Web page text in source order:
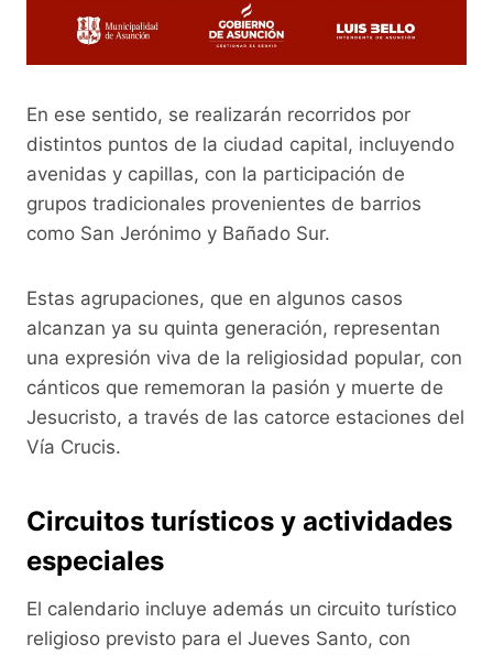
En ese sentido, se realizarán recorridos por
distintos puntos de la ciudad capital, incluyendo
avenidas y capillas, con la participación de
grupos tradicionales provenientes de barrios
como San Jerónimo y Bañado Sur.
Estas agrupaciones, que en algunos casos
alcanzan ya su quinta generación, representan
una expresión viva de la religiosidad popular, con
cánticos que rememoran la pasión y muerte de
Jesucristo, a través de las catorce estaciones del
Vía Crucis.
Circuitos turísticos y actividades
especiales
El calendario incluye además un circuito turístico
religioso previsto para el Jueves Santo, con